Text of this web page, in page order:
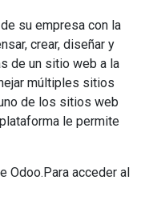
su empresa con la
crear, diseñar y
de un sitio web a la
múltiples sitios
de los sitios web
le permite
Odoo.Para acceder al